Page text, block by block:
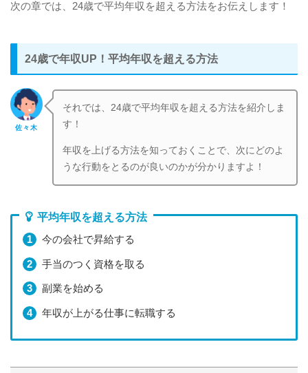
次の章では、24歳で平均年収を超える方法をお伝えします！
24歳で年収UP！平均年収を超える方法
佐々木
それでは、24歳で平均年収を超える方法を紹介しま
す！
年収を上げる方法を知っておくことで、次にどのよ
うな行動をとるのが良いのかが分かりますよ！
平均年収を超える方法
今の会社で昇給する
手当のつく資格を取る
副業を始める
年収が上がる仕事に転職する